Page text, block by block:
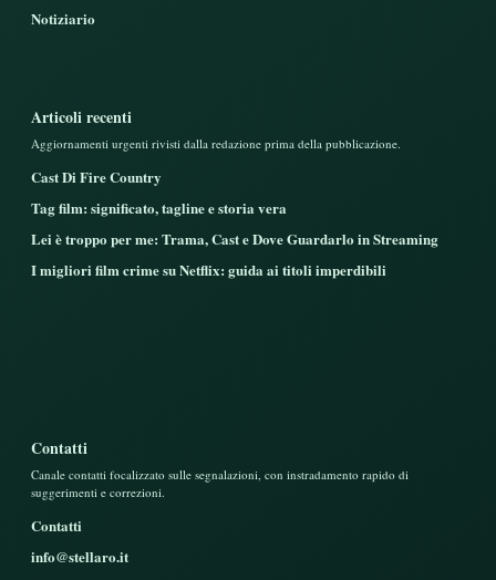
Notiziario
Articoli recenti
Aggiornamenti urgenti rivisti dalla redazione prima della pubblicazione.
Cast Di Fire Country
Tag film: significato, tagline e storia vera
Lei è troppo per me: Trama, Cast e Dove Guardarlo in Streaming
I migliori film crime su Netflix: guida ai titoli imperdibili
Contatti
Canale contatti focalizzato sulle segnalazioni, con instradamento rapido di
suggerimenti e correzioni.
Contatti
info@stellaro.it